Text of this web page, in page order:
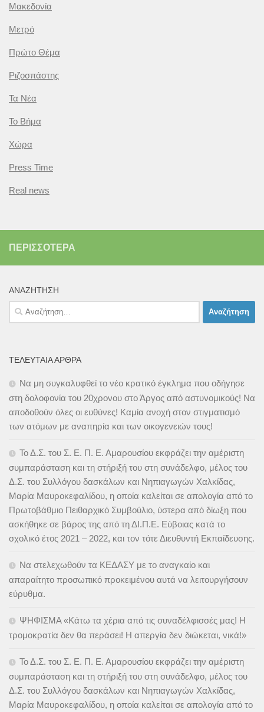
Μακεδονία
Μετρό
Πρώτο Θέμα
Ριζοσπάστης
Τα Νέα
Το Βήμα
Χώρα
Press Time
Real news
ΠΕΡΙΣΣΌΤΕΡΑ
ΑΝΑΖΉΤΗΣΗ
Αναζήτηση
για:
ΤΕΛΕΥΤΑΊΑ ΆΡΘΡΑ
Να μη συγκαλυφθεί το νέο κρατικό έγκλημα που οδήγησε
στη δολοφονία του 20χρονου στο Άργος από αστυνομικούς! Να
αποδοθούν όλες οι ευθύνες! Καμία ανοχή στον στιγματισμό
των ατόμων με αναπηρία και των οικογενειών τους!
Το Δ.Σ. του Σ. Ε. Π. Ε. Αμαρουσίου εκφράζει την αμέριστη
συμπαράσταση και τη στήριξή του στη συνάδελφο, μέλος του
Δ.Σ. του Συλλόγου δασκάλων και Νηπιαγωγών Χαλκίδας,
Μαρία Μαυροκεφαλίδου, η οποία καλείται σε απολογία από το
Πρωτοβάθμιο Πειθαρχικό Συμβούλιο, ύστερα από δίωξη που
ασκήθηκε σε βάρος της από τη ΔΙ.Π.Ε. Εύβοιας κατά το
σχολικό έτος 2021 – 2022, και τον τότε Διευθυντή Εκπαίδευσης.
Να στελεχωθούν τα ΚΕΔΑΣΥ με το αναγκαίο και
απαραίτητο προσωπικό προκειμένου αυτά να λειτουργήσουν
εύρυθμα.
ΨΗΦΙΣΜΑ «Κάτω τα χέρια από τις συναδέλφισσές μας! Η
τρομοκρατία δεν θα περάσει! Η απεργία δεν διώκεται, νικά!»
Το Δ.Σ. του Σ. Ε. Π. Ε. Αμαρουσίου εκφράζει την αμέριστη
συμπαράσταση και τη στήριξή του στη συνάδελφο, μέλος του
Δ.Σ. του Συλλόγου δασκάλων και Νηπιαγωγών Χαλκίδας,
Μαρία Μαυροκεφαλίδου, η οποία καλείται σε απολογία από το